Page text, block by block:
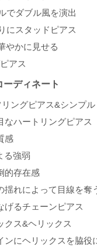
でダブル風を演出
にスタッドピアス
やかに見せる
アス
ディネート
ングピアス&シンプ
なハートリングピアス
感
る強弱
的存在感
揺れによって目線を奪
げるチェーンピアス
クス&ヘリックス
ンにヘリックスを脇役